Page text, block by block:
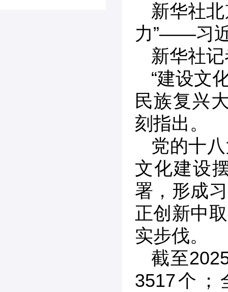
新华社
力”——习
新华社
“建设文
民族复兴
刻指出。
党的十
文化建设
署，形成
正创新中
实步伐。
截至
3517个